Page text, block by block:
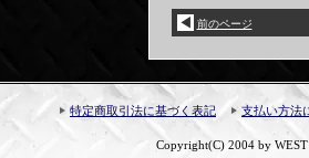
◀ 前のページ
特定商取引法に基づく表記 支払い方法
Copyright(C) 2004 by